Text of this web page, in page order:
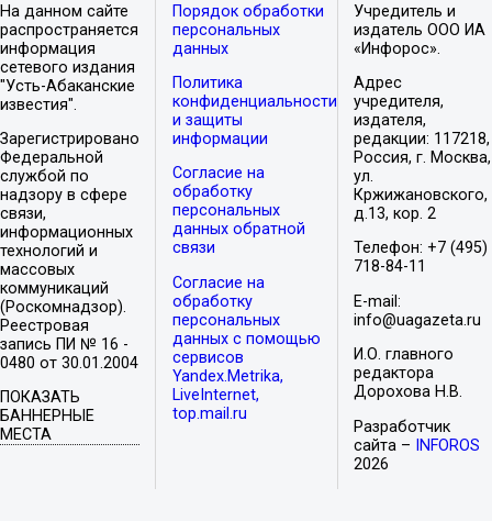
На данном сайте
распространяется
информация
сетевого издания
"Усть-Абаканские
известия".
Зарегистрировано
Федеральной
службой по
надзору в сфере
связи,
информационных
технологий и
массовых
коммуникаций
(Роскомнадзор).
Реестровая
запись ПИ № 16 -
0480 от 30.01.2004
ПОКАЗАТЬ
БАННЕРНЫЕ
МЕСТА
Порядок обработки
персональных
данных
Политика
конфиденциальности
и защиты
информации
Согласие на
обработку
персональных
данных обратной
связи
Согласие на
обработку
персональных
данных с помощью
сервисов
Yandex.Metrika,
LiveInternet,
top.mail.ru
Учредитель и
издатель ООО ИА
«Инфорос».
Адрес
учредителя,
издателя,
редакции: 117218,
Россия, г. Москва,
ул.
Кржижановского,
д.13, кор. 2
Телефон: +7 (495)
718-84-11
E-mail:
info@uagazeta.ru
И.О. главного
редактора
Дорохова Н.В.
Разработчик
сайта –
INFOROS
2026